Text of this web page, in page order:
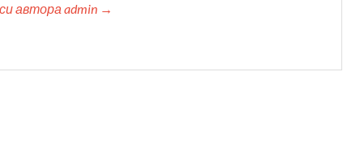
автора admin →